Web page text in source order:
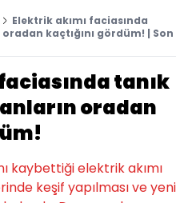
Elektrik akımı faciasında
kaçtığını gördüm! | Son
tanık
oradan
kaybettiği elektrik akımı
keşif yapılması ve yeni